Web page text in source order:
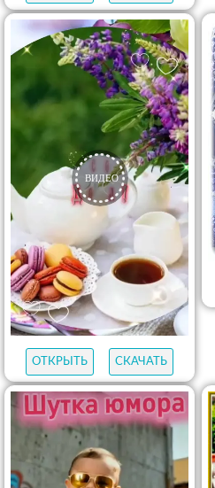
ОТКРЫТЬ СКАЧАТЬ